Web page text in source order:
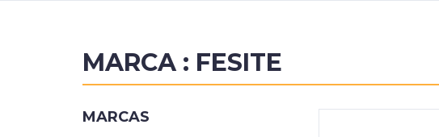
MARCA : FESITE
MARCAS